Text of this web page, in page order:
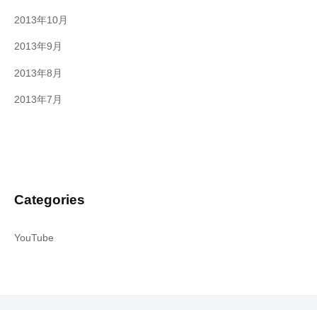
2013年10月
2013年9月
2013年8月
2013年7月
Categories
YouTube